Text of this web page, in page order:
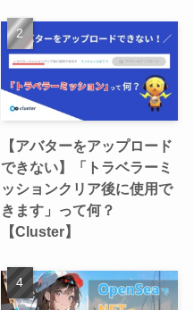
【アバターをアップロード
できない】「トラベラーミ
ッションクリア後に使用で
きます」って何？
【Cluster】